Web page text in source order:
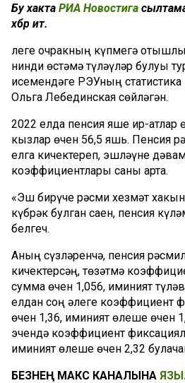
Бу хакта РИА Новостига
хәбәр итә.
Әлеге очракның күпмегә
нинди өстәмә түләүләр булуы
исемендәге РЭУның
Ольга Лебединская сөйләгән.
2022 елда пенсия яше ир-атлар
кызлар өчен 56,5 яшь. Пенсия
елга кичектереп, эшләүне
коэффициентлары саны арта.
«Эш бирүче рәсми хезмәт
күбрәк булган саен, пенсия
белгеч.
Аның сүзләренчә, пенсия
кичектерсәң, төзәтмә
сумма өчен 1,056, иминият
елдан соң әлеге коэффициент
өчен 1,36, иминият өлеше өчен
эчендә коэффициент
иминият өлеше өчен 2,32
БЕЗНЕҢ МАКС КАНАЛЫНА